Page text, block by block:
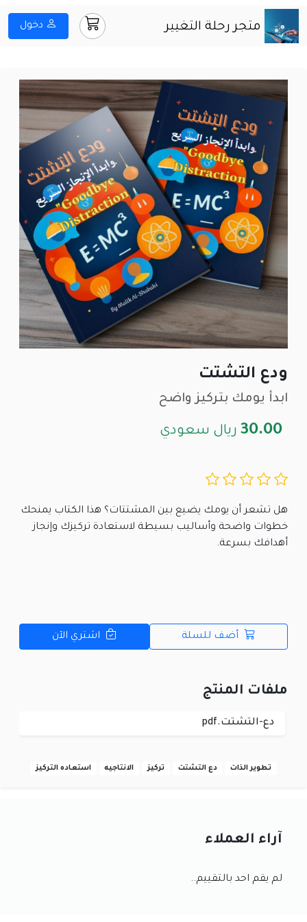
متجر رحلة التغيير دخول
ودع التشتت
ابدأ يومك بتركيز واضح
30.00 ريال سعودي
هل تشعر أن يومك يضيع بين المشتتات؟ هذا الكتاب يمنحك
خطوات واضحة وأساليب بسيطة لاستعادة تركيزك وإنجاز
أهدافك بسرعة.
أضف للسلة اشتري الآن
ملفات المنتج
دع-التشتت.pdf
تطوير الذات دع التشتت تركيز الانتاجيه استعاده التركيز
آراء العملاء
لم يقم احد بالتقييم..